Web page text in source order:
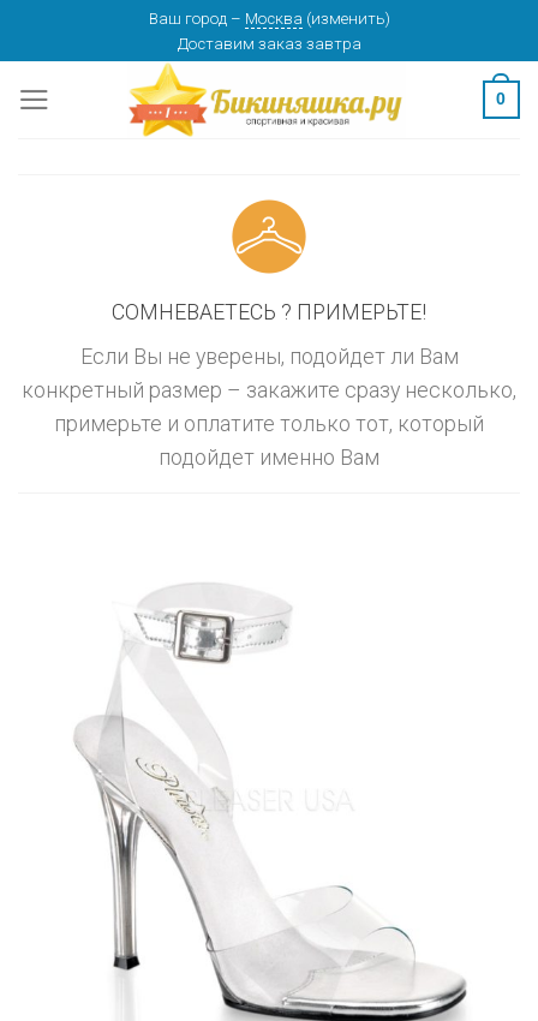
content
Ваш город – Москва (изменить)
Доставим заказ завтра
0
СОМНЕВАЕТЕСЬ ? ПРИМЕРЬТЕ!
Если Вы не уверены, подойдет ли Вам
конкретный размер – закажите сразу несколько,
примерьте и оплатите только тот, который
подойдет именно Вам
изменить